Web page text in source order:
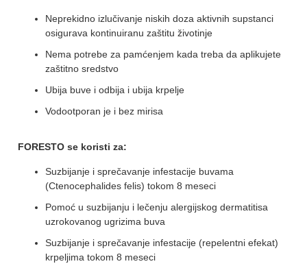
Neprekidno izlučivanje niskih doza aktivnih supstanci
osigurava kontinuiranu zaštitu životinje
Nema potrebe za pamćenjem kada treba da aplikujete
zaštitno sredstvo
Ubija buve i odbija i ubija krpelje
Vodootporan je i bez mirisa
FORESTO se koristi za:
Suzbijanje i sprečavanje infestacije buvama
(Ctenocephalides felis) tokom 8 meseci
Pomoć u suzbijanju i lečenju alergijskog dermatitisa
uzrokovanog ugrizima buva
Suzbijanje i sprečavanje infestacije (repelentni efekat)
krpeljima tokom 8 meseci